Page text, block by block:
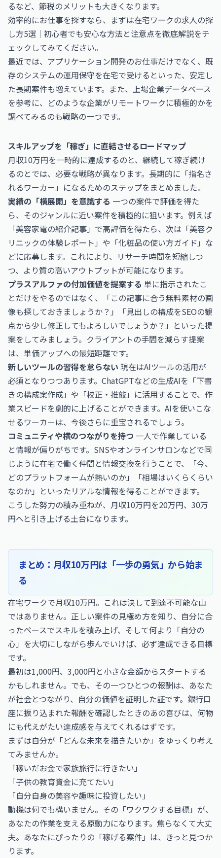
るなど、節税のメリットも大きくなります。
効率的にお仕事を探すなら、まずは在宅ワークの求人の探
し方5選｜初心者でも安心な方法と注意点を徹底解説をチ
ェックしてみてください。
最近では、 アプリケーション開発のお仕事だけでなく、既
存のシステムの運用保守を在宅で受けるといった、安定し
た長期案件も増えています。また、 上場企業データベース
を参考に、どのような企業がリモートワークに積極的かを
調べてみるのも戦略の一つです。
スキルアップを「稼ぎ」に直結させるロードマップ
月収10万円を一時的に達成するのと、継続して稼ぎ続け
るのとでは、必要な戦略が異なります。長期的に「指名さ
れるワーカー」になるためのステップをまとめました。
実績の「横展開」を意識する 一つの案件で評価を得た
ら、そのジャンルに近い案件を積極的に狙います。例えば
「美容家電の紹介記事」で高評価を得たら、次は「美容ク
リニックの体験レポート」や「化粧品の使い方ガイド」な
どに応募します。これにより、リサーチ時間を短縮しつ
つ、より質の高いアウトプットが可能になります。
プラスアルファの付加価値を提案する 単に指示されたこ
とだけをやるのではなく、「この記事に合う無料素材の画
像も探しておきましょうか？」「見出しの構成をSEOの観
点から少し修正してもよろしいでしょうか？」といった提
案をしてみましょう。クライアントの手間を減らす提案
は、単価アップへの最短距離です。
新しいツールの習得を怠らない 現在はAIツールの活用が
必須となりつつあります。ChatGPTなどの生成AIを「下書
きの構成案作成」や「校正・推敲」に活用することで、作
業スピードを劇的に上げることができます。AIを使いこな
せるワーカーは、今後さらに重宝されるでしょう。
コミュニティや横のつながりを持つ 一人で作業している
と情報が偏りがちです。SNSやオンラインサロンなどで同
じように在宅で働く仲間と情報交換を行うことで、「今、
どのプラットフォームが熱いのか」「相場はいくらくらい
なのか」といったリアルな情報を得ることができます。
こうした努力の積み重ねが、月収10万円を20万円、30万
円へと引き上げる土台になります。
まとめ：月収10万円は「一歩の勇気」から始ま
る
在宅ワークで月収10万円。これは決して到達不可能な山
ではありません。正しい案件の見極め方を知り、自分に合
ったペースでスキルを積み上げ、そして何より「自分の
心」を大切にしながら歩んでいけば、必ず達成できる目標
です。
最初は1,000円、3,000円と小さな金額からスタートする
かもしれません。でも、その一つひとつの報酬は、あなた
が社会とつながり、自分の価値を証明した証です。銀行口
座に振り込まれた報酬を確認したときのあの喜びは、何物
にも代えがたい達成感を与えてくれるはずです。
まずは自分が「どんな未来を描きたいか」をゆっくり考え
てみませんか。
「稼いだお金で家族旅行に行きたい」
「子供の教育資金に充てたい」
「自分自身の美容や趣味に投資したい」
動機は何でも構いません。その「ワクワクする目標」が、
あなたの作業を支える原動力になります。焦らなくて大丈
夫。あなたにぴったりの「稼げる案件」は、きっと見つか
ります。